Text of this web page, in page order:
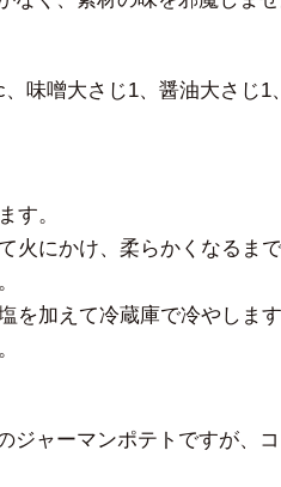
味噌大さじ1、醤油大さじ1
す。
にかけ、柔らかくなるまで
を加えて冷蔵庫で冷やします
ジャーマンポテトですが、